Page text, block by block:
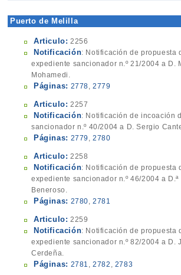
Puerto de Melilla
Articulo: 2256
Notificación: Notificación de propuesta
expediente sancionador n.º 21/2004 a D.
Mohamedi.
Páginas: 2778,2779
Articulo: 2257
Notificación: Notificación de incoación
sancionador n.º 40/2004 a D. Sergio
Páginas: 2779 ,2780
Articulo: 2258
Notificación: Notificación de propuesta
expediente sancionador n.º 46/2004 a
Beneroso.
Páginas: 2780,2781
Articulo: 2259
Notificación: Notificación de propuesta
expediente sancionador n.º 82/2004 a D.
Cerdeña.
Páginas: 2781 ,2782 , 2783